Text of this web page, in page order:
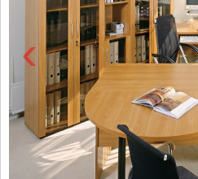
‹